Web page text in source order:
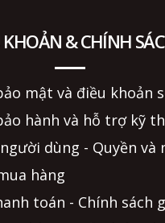
& CHÍNH
mật và điều khoản
hành và hỗ trợ kỹ
dùng - Quyền và
hàng
toán - Chính sách